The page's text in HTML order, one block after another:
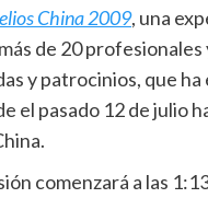
China 2009, una
de 20 profesionales
y patrocinios, que ha
el pasado 12 de julio
comenzará a las